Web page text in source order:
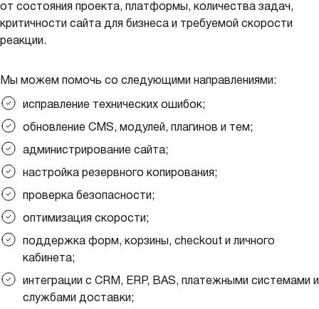
от состояния проекта, платформы, количества задач,
критичности сайта для бизнеса и требуемой скорости
реакции.
Мы можем помочь со следующими направлениями:
исправление технических ошибок;
обновление CMS, модулей, плагинов и тем;
администрирование сайта;
настройка резервного копирования;
проверка безопасности;
оптимизация скорости;
поддержка форм, корзины, checkout и личного
кабинета;
интеграции с CRM, ERP, BAS, платежными системами и
службами доставки;